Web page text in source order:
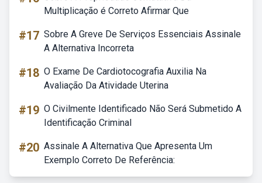
Multiplicação é Correto Afirmar Que
#17 Sobre A Greve De Serviços Essenciais Assinale
A Alternativa Incorreta
#18 O Exame De Cardiotocografia Auxilia Na
Avaliação Da Atividade Uterina
#19 O Civilmente Identificado Não Será Submetido A
Identificação Criminal
#20 Assinale A Alternativa Que Apresenta Um
Exemplo Correto De Referência: